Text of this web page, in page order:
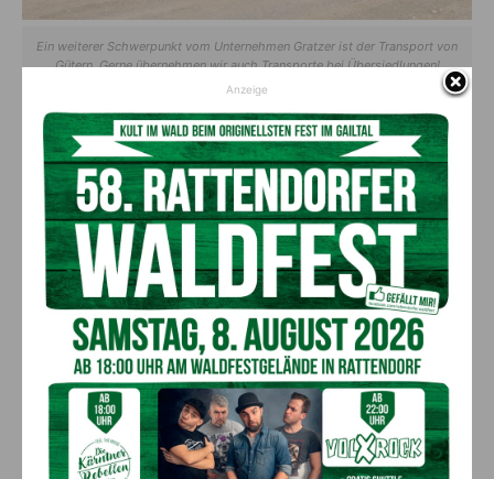
Ein weiterer Schwerpunkt vom Unternehmen Gratzer ist der Transport von
Gütern. Gerne übernehmen wir auch Transporte bei Übersiedlungen!
Ein wichtiger Schwerpunkt sind
Patiententransporte
Von Arztbesuch, Therapiefahrten, Strahlentherapie,
Kuraufenthalten bis hin zur Dialyse ist das Reisen mit dem Taxi
eine praktische und stressfreie Lösung. Zum Teil wird direkt
mit den Krankenkassen abgerechnet! Rufen Sie doch einfach
Einkaufs-, Besorgungs- und
Allerweltstaxi
Anzeige